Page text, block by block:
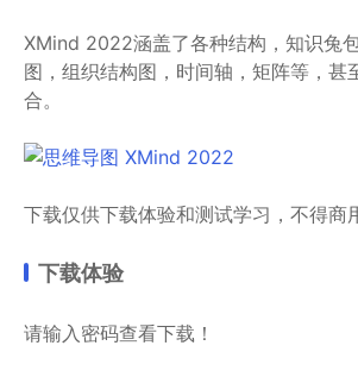
XMind 2022涵盖了各种结构，知识兔
图，组织结构图，时间轴，矩阵等，甚
合。
下载仅供下载体验和测试学习，不得商
下载体验
请输入密码查看下载！